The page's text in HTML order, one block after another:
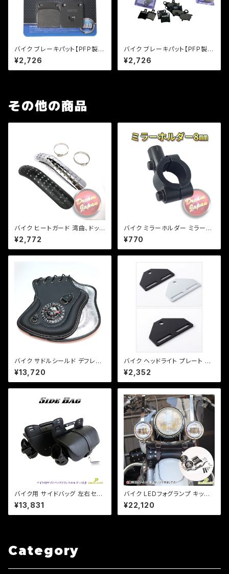
バイク ブレーキパット【PFP製】
PF120 マスターパッド マグナ5
0 KSR110 【クリックポスト発送
可能】
¥2,726
バイク ブレーキパット【PFP製】
PF144/2 マスターパッド エイプ
50 ジョーカー50【クリックポス
ト発送可能】
¥2,726
その他の商品
バイク ヒートガード 湾曲、ドット
タイプ 【シルバー・ブラック】 マフ
ラー 火傷防止 カスタム マフラ
ーガード バンド取り付けサイズ
¥2,772
バイク ミラーホルダー ミラーク
ランプ マウント 8mm正ネジ用/
22.2mmハンドル/ブラック/エス
トレア/SR/TW/【クリックポス
¥770
バイク サドルシールド デフレク
ター シート 股下 排熱対策 オー
バーヒート 熱ダレ PUレザー
【ブラック】 ハーレー 国産 アメ
¥13,720
バイク ヘッドライト プレート ス
テー ベーツライトプレート カス
タム 【ブラック・シルバー選択】D
S TW セロー等【クリックポスト
¥2,352
バイク用 サイドバッグ 左右セッ
ト ドリンクホルダー レインカバ
ー付き /ドラッグスター/スポーツ
スター/ビラーゴ/マグナ
¥13,831
バイク LEDフォグランプ キット
4.5インチ 30W/ 汎用タイプ /
アメリカンカスタム /検索ドラッ
グスター/バルカン/スティード/マ
¥22,120
Category